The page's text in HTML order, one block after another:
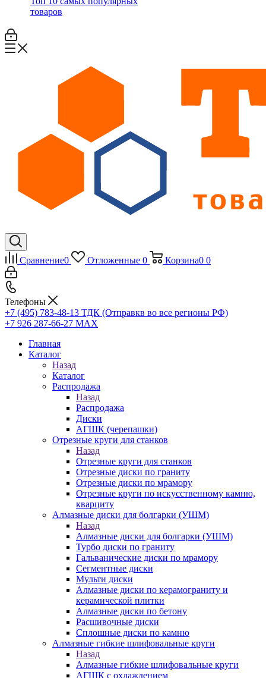
товаров
Сравнение0 Отложенные 0 Корзина0 0
Телефоны
+7 (495) 783-48-13 ТДК (Отправкв во все регионы РФ)
+7 926 287-66-27 МАХ
Главная
Каталог
Назад
Каталог
Распродажа
Назад
Распродажа
Диски
АГШК (черепашки)
Отрезные круги для станков
Назад
Отрезные круги для станков
Отрезные диски по граниту
Отрезные диски по мрамору
Отрезные круги по искусственному камню,
кварциту
Алмазные диски для болгарки (УШМ)
Назад
Алмазные диски для болгарки (УШМ)
Турбо диски по граниту
Гальванические диски по мрамору
Сегментные диски
Мульти диски
Алмазные диски по керамограниту и
керамической плитки
Алмазные диски по бетону
Расшивочные диски
Сплошные диски по камню
Алмазные гибкие шлифовальные круги
Назад
Алмазные гибкие шлифовальные круги
АГШК с охлаждением